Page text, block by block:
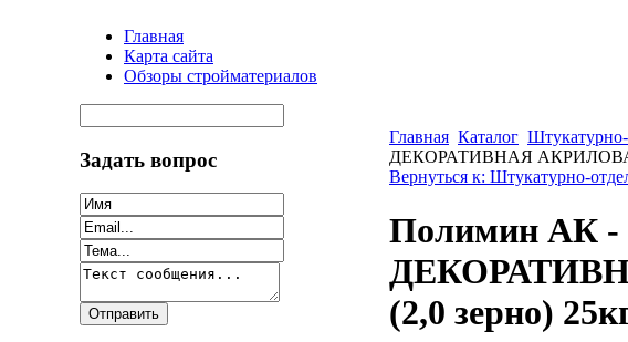
Главная
Карта сайта
Обзоры стройматериалов
Задать вопрос
Главная Каталог
ДЕКОРАТИВНАЯ
Вернуться к: Штукатурно-
Полимин АК
(2,0 зерно)